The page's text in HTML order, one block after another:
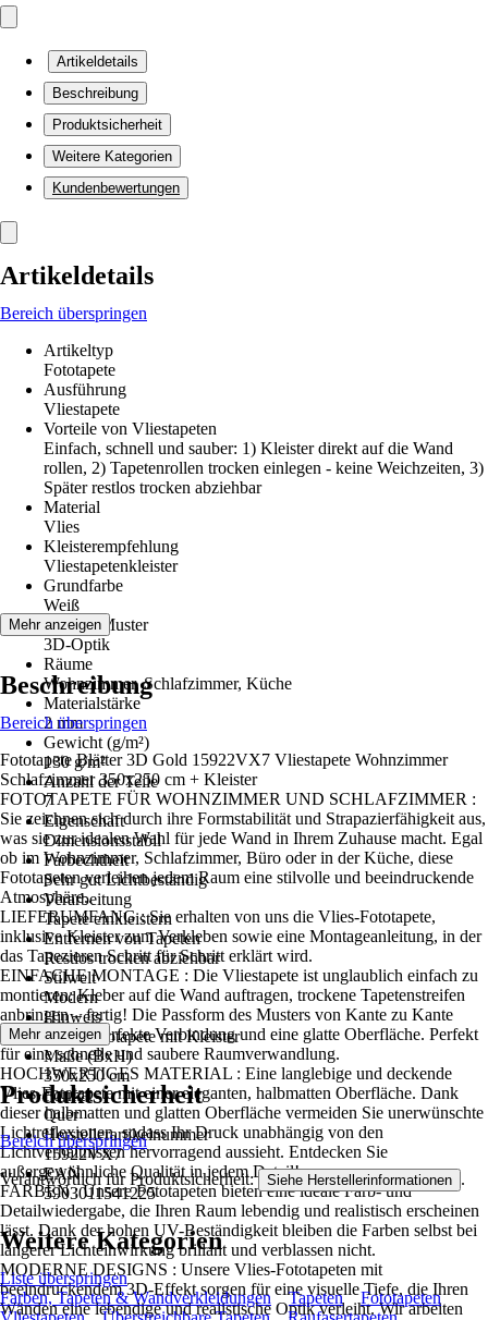
Artikeldetails
Beschreibung
Produktsicherheit
Weitere Kategorien
Kundenbewertungen
Artikeldetails
Bereich überspringen
Artikeltyp
Fototapete
Ausführung
Vliestapete
Vorteile von Vliestapeten
Einfach, schnell und sauber: 1) Kleister direkt auf die Wand
rollen, 2) Tapetenrollen trocken einlegen - keine Weichzeiten, 3)
Später restlos trocken abziehbar
Material
Vlies
Kleisterempfehlung
Vliestapetenkleister
Grundfarbe
Weiß
Dekor / Muster
3D-Optik
Räume
Wohnzimmer, Schlafzimmer, Küche
Materialstärke
2 mm
Gewicht (g/m²)
130 g/m²
Anzahl der Teile
7
Eigenschaft
Dimensionsstabil
Farbechtheit
Sehr gut Lichtbeständig
Verarbeitung
Tapete einkleistern
Entfernen von Tapeten
Restlos trocken abziehbar
Stilwelt
Modern
Hinweis
Vlies Fototapete mit Kleister
Maße (BxH)
350x250 cm
Format
Quer
Herstellerartikelnummer
15922VX7
EAN
5903011541225
Mehr anzeigen
Beschreibung
Bereich überspringen
Fototapete Blätter 3D Gold 15922VX7 Vliestapete Wohnzimmer
Schlafzimmer 350x250 cm + Kleister
FOTOTAPETE FÜR WOHNZIMMER UND SCHLAFZIMMER :
Sie zeichnen sich durch ihre Formstabilität und Strapazierfähigkeit aus,
was sie zur idealen Wahl für jede Wand in Ihrem Zuhause macht. Egal
ob im Wohnzimmer, Schlafzimmer, Büro oder in der Küche, diese
Fototapeten verleihen jedem Raum eine stilvolle und beeindruckende
Atmosphäre..
LIEFERUMFANG : Sie erhalten von uns die Vlies-Fototapete,
inklusive Kleister zum Verkleben sowie eine Montageanleitung, in der
das Tapezieren Schritt für Schritt erklärt wird.
EINFACHE MONTAGE : Die Vliestapete ist unglaublich einfach zu
montieren: Kleber auf die Wand auftragen, trockene Tapetenstreifen
anbringen – fertig! Die Passform des Musters von Kante zu Kante
sorgt für eine perfekte Verbindung und eine glatte Oberfläche. Perfekt
für eine schnelle und saubere Raumverwandlung.
HOCHWERTIGES MATERIAL : Eine langlebige und deckende
Vlies-Fototapete mit einer eleganten, halbmatten Oberfläche. Dank
dieser halbmatten und glatten Oberfläche vermeiden Sie unerwünschte
Lichtreflexionen, sodass Ihr Druck unabhängig von den
Lichtverhältnissen hervorragend aussieht. Entdecken Sie
außergewöhnliche Qualität in jedem Detail!
FARBEN : Unsere Fototapeten bieten eine ideale Farb- und
Detailwiedergabe, die Ihren Raum lebendig und realistisch erscheinen
lässt. Dank der hohen UV-Beständigkeit bleiben die Farben selbst bei
längerer Lichteinwirkung brillant und verblassen nicht.
MODERNE DESIGNS : Unsere Vlies-Fototapeten mit
beeindruckendem 3D-Effekt sorgen für eine visuelle Tiefe, die Ihren
Wänden eine lebendige und realistische Optik verleiht. Wir arbeiten
Mehr anzeigen
Produktsicherheit
Bereich überspringen
Verantwortlich für Produktsicherheit: Siehe Herstellerinformationen .
Weitere Kategorien
Liste überspringen
Farben, Tapeten & Wandverkleidungen
Tapeten
Fototapeten